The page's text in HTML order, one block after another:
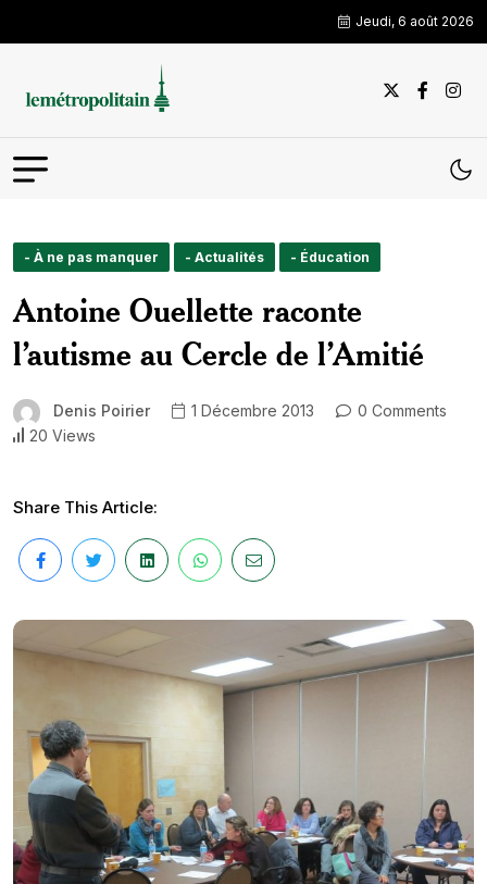
Jeudi, 6 août 2026
- À ne pas manquer - Actualités - Éducation
Antoine Ouellette raconte
l’autisme au Cercle de l’Amitié
Denis Poirier 1 Décembre 2013
0 Comments
20 Views
Share This Article: